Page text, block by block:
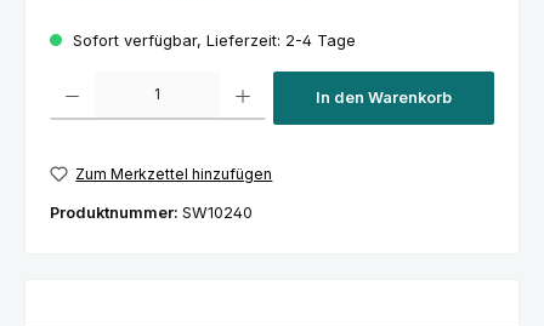
Sofort verfügbar, Lieferzeit: 2-4 Tage
Produkt Anzahl: Gib den gewünschten Wert ein oder benutze die
In den Warenkorb
Zum Merkzettel hinzufügen
Produktnummer: SW10240